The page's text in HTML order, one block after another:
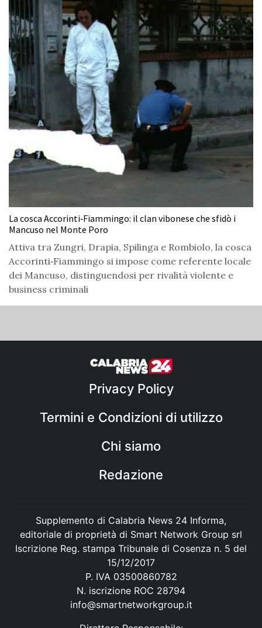
La cosca Accorinti‑Fiammingo: il clan vibonese che sfidò i
Mancuso nel Monte Poro
Attiva tra Zungri, Drapia, Spilinga e Rombiolo, la cosca
Accorinti‑Fiammingo si impose come referente locale
dei Mancuso, distinguendosi per rivalità violente e
business criminali
Privacy Policy
Termini e Condizioni di utilizzo
Chi siamo
Redazione
Supplemento di Calabria News 24 Informa,
editoriale di proprietà di Smart Network Group srl
Iscrizione Reg. stampa Tribunale di Cosenza n. 5 del
15/12/2017
P. IVA 03500860782
N. iscrizione ROC 28794
info@smartnetworkgroup.it